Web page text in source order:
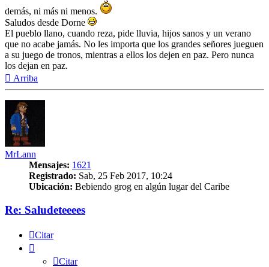
demás, ni más ni menos.
Saludos desde Dorne
El pueblo llano, cuando reza, pide lluvia, hijos sanos y un verano
que no acabe jamás. No les importa que los grandes señores jueguen
a su juego de tronos, mientras a ellos los dejen en paz. Pero nunca
los dejan en paz.
Arriba
MrLann
Mensajes: 1621
Registrado: Sab, 25 Feb 2017, 10:24
Ubicación: Bebiendo grog en algún lugar del Caribe
Re: Saludeteeees
Citar
Citar